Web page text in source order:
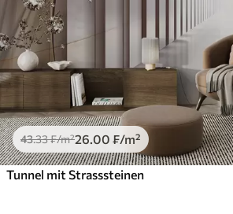
43.33₣/m²26 .00 ₣/m²
Tunnel mit Strasssteinen